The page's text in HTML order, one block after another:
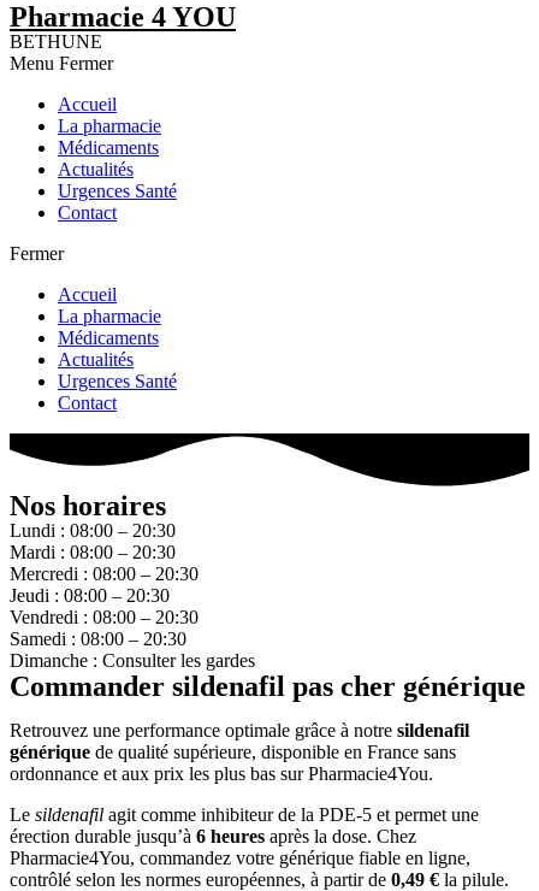
Pharmacie 4 YOU
BETHUNE
Menu Fermer
Accueil
La pharmacie
Médicaments
Actualités
Urgences Santé
Contact
Fermer
Accueil
La pharmacie
Médicaments
Actualités
Urgences Santé
Contact
Nos horaires
Lundi : 08:00 – 20:30
Mardi : 08:00 – 20:30
Mercredi : 08:00 – 20:30
Jeudi : 08:00 – 20:30
Vendredi : 08:00 – 20:30
Samedi : 08:00 – 20:30
Dimanche : Consulter les gardes
Commander sildenafil pas cher générique
Retrouvez une performance optimale grâce à notre sildenafil
générique de qualité supérieure, disponible en France sans
ordonnance et aux prix les plus bas sur Pharmacie4You.
Le sildenafil agit comme inhibiteur de la PDE-5 et permet une
érection durable jusqu’à 6 heures après la dose. Chez
Pharmacie4You, commandez votre générique fiable en ligne,
contrôlé selon les normes européennes, à partir de 0,49 € la pilule.